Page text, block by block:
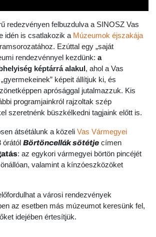
redezvényen felbuzdulva a SINOSZ Vas
idén is csatlakozik a Múzeumok éjszakája
Ezúttal egy „saját
rendezvénnyel kezdünk: a
képtárrá alakul, ahol a Vas
képeit állítjuk ki, és
aprósággal jutalmazzuk. Kis
programjainkról rajzoltak szép
szeretnénk büszkélkedni tagjaink előtt is.
átsétálunk a közeli Vas Vármegyei
órától Börtöncellák sötétje címen
: az egykori vármegyei börtön pincéjét
valamint a kínzóeszközöket
a városi rendezvények
az esetben más múzeumot keresünk fel,
idejében értesítjük.